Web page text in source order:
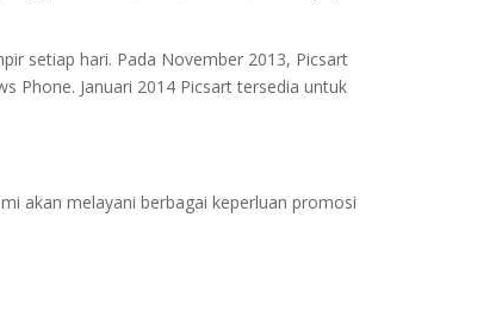
setiap hari. Pada November 2013, Picsart
Phone. Januari 2014 Picsart tersedia untuk
akan melayani berbagai keperluan promosi